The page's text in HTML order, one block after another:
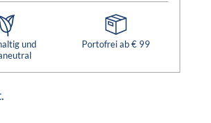
und
Portofrei ab € 99